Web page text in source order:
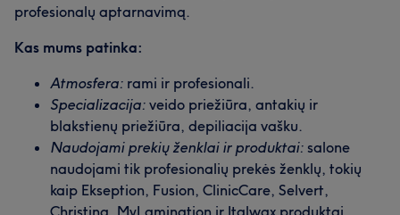
profesionalų aptarnavimą.
Kas mums patinka:
Atmosfera: rami ir profesionali.
Specializacija: veido priežiūra, antakių ir
blakstienų priežiūra, depiliacija vašku.
Naudojami prekių ženklai ir produktai: salone
naudojami tik profesionalių prekės ženklų, tokių
kaip Ekseption, Fusion, ClinicCare, Selvert,
Christina, MyLamination ir Italwax produktai.